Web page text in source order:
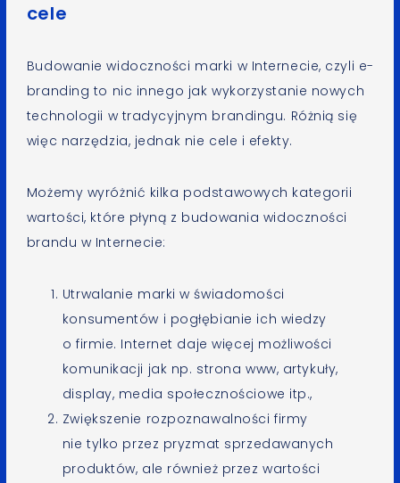
cele
Budowanie widoczności marki w Internecie, czyli e-
branding to nic innego jak wykorzystanie nowych
technologii w tradycyjnym brandingu. Różnią się
więc narzędzia, jednak nie cele i efekty.
Możemy wyróżnić kilka podstawowych kategorii
wartości, które płyną z budowania widoczności
brandu w Internecie:
Utrwalanie marki w świadomości
konsumentów i pogłębianie ich wiedzy
o firmie. Internet daje więcej możliwości
komunikacji jak np. strona www, artykuły,
display, media społecznościowe itp.,
Zwiększenie rozpoznawalności firmy
nie tylko przez pryzmat sprzedawanych
produktów, ale również przez wartości